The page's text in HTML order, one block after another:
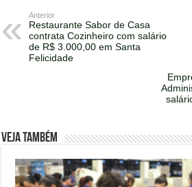
Anterior
Restaurante Sabor de Casa
contrata Cozinheiro com salário
de R$ 3.000,00 em Santa
Felicidade
Veja também